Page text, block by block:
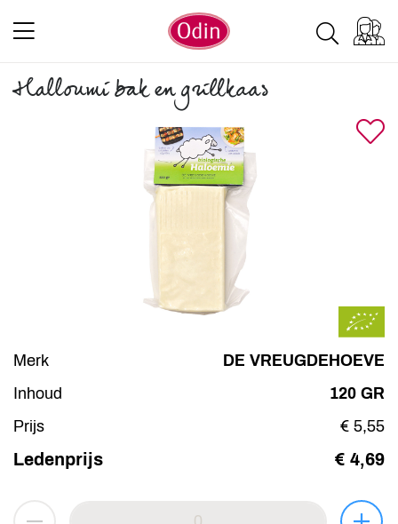
Halloumi bak en grillkaas
Merk
DE VREUGDEHOEVE
Inhoud
120 GR
Prijs
€ 5,55
Ledenprijs € 4,69